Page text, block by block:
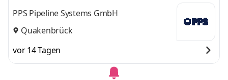
PPS Pipeline Systems GmbH
Quakenbrück
vor 14 Tagen